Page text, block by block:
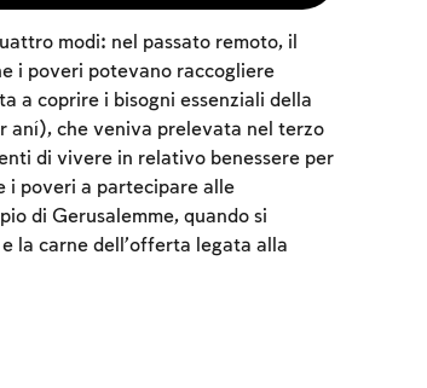
modi: nel passato remoto, il
i poveri potevano raccogliere
a coprire i bisogni essenziali della
aní), che veniva prelevata nel terzo
di vivere in relativo benessere per
i poveri a partecipare alle
di Gerusalemme, quando si
la carne dell’offerta legata alla
to create